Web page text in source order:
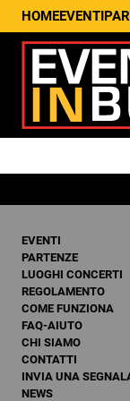
HOMEEVENTI
EVENTI
PARTENZE
LUOGHI CONCERTI
REGOLAMENTO
COME FUNZIONA
FAQ-AIUTO
CHI SIAMO
CONTATTI
INVIA UNA
NEWS